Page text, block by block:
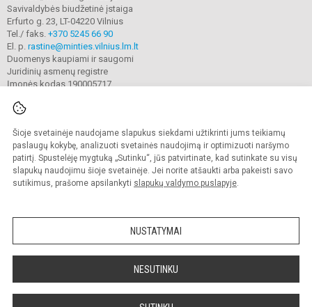
Šioje svetainėje naudojame slapukus siekdami užtikrinti jums teikiamų
paslaugų kokybę, analizuoti svetainės naudojimą ir optimizuoti naršymo
patirtį. Spustelėję mygtuką „Sutinku“, jūs patvirtinate, kad sutinkate su visų
slapukų naudojimu šioje svetainėje. Jei norite atšaukti arba pakeisti savo
sutikimus, prašome apsilankyti slapukų valdymo puslapyje.
NUSTATYMAI
NESUTINKU
Savivaldybės biudžetinė įstaiga
Erfurto g. 23, LT-04220 Vilnius
Tel./ faks. +370 5245 66 90
El. p. rastine@minties.vilnius.lm.lt
Duomenys kaupiami ir saugomi
Juridinių asmenų registre
Įmonės kodas 190005717
© 2022. Vilniaus „Minties" gimnazija. Visos teisės saugomos.
Kopijuoti turinį be raštiško gimnazijos sutikimo griežtai draudžiama.
Prieinamumo paraiška Slapukų valdymas
Sumanus būdas atnaujinti